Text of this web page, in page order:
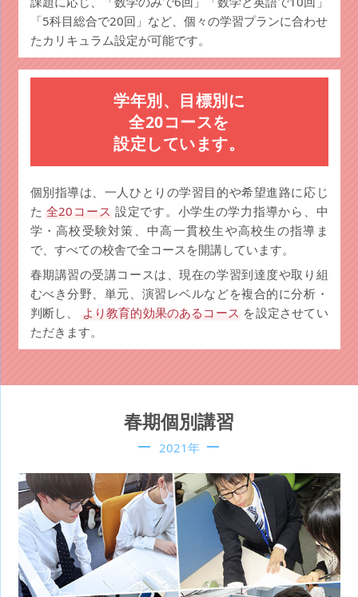
「5科目総合で20回」など、個々の学習プランに合わせ
たカリキュラム設定が可能です。
学年別、目標別に
全20コースを
設定しています。
個別指導は、一人ひとりの学習目的や希望進路に応じ
た 全20コース 設定です。小学生の学力指導から、中
学・高校受験対策、中高一貫校生や高校生の指導ま
で、すべての校舎で全コースを開講しています。
春期講習の受講コースは、現在の学習到達度や取り組
むべき分野、単元、演習レベルなどを複合的に分析・
判断し、
より教育的効果のあるコース を設定させてい
ただきます。
春期個別講習
2021年